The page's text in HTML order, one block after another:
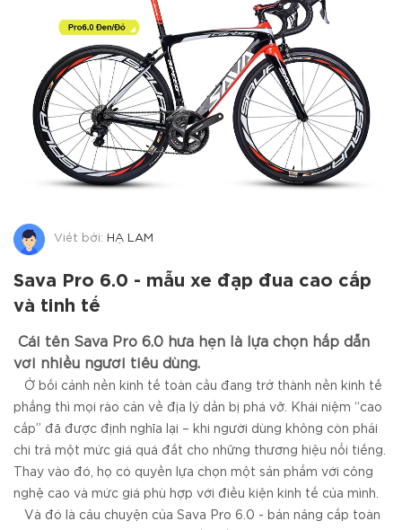
Viết bởi: HẠ LAM
Sava Pro 6.0 - mẫu xe đạp đua cao cấp
và tinh tế
Cái tên Sava Pro 6.0 hứa hẹn là lựa chọn hấp dẫn
với nhiều người tiêu dùng.
Ở bối cảnh nền kinh tế toàn cầu đang trở thành nền kinh tế
phẳng thì mọi rào cản về địa lý dần bị phá vỡ. Khái niệm “cao
cấp” đã được định nghĩa lại – khi người dùng không còn phải
chi trả một mức giá quá đắt cho những thương hiệu nổi tiếng.
Thay vào đó, họ có quyền lựa chọn một sản phẩm với công
nghệ cao và mức giá phù hợp với điều kiện kinh tế của mình.
Và đó là câu chuyện của Sava Pro 6.0 - bản nâng cấp toàn